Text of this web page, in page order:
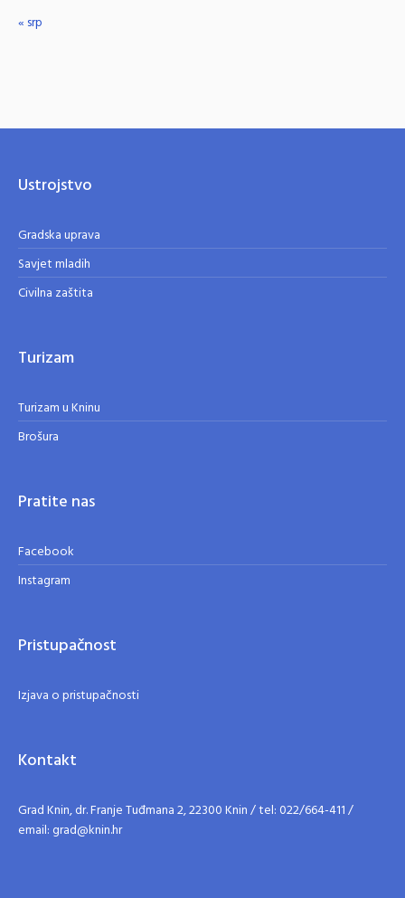
« srp
Ustrojstvo
Gradska uprava
Savjet mladih
Civilna zaštita
Turizam
Turizam u Kninu
Brošura
Pratite nas
Facebook
Instagram
Pristupačnost
Izjava o pristupačnosti
Kontakt
Grad Knin, dr. Franje Tuđmana 2, 22300 Knin / tel: 022/664-411 /
email: grad@knin.hr